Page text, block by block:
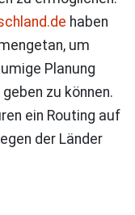
haben
um
Planung
zu können.
ein Routing auf
der Länder